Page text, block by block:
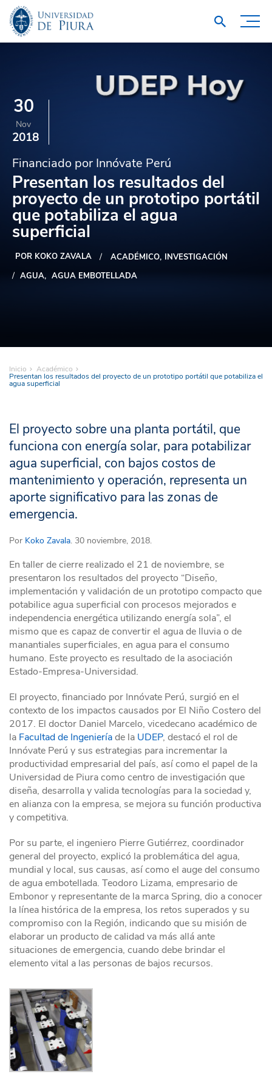
30
Nov
2018
Financiado por Innóvate Perú
Presentan los resultados del
proyecto de un prototipo portátil
que potabiliza el agua
superficial
POR KOKO ZAVALA ACADÉMICO INVESTIGACIÓN
AGUA
AGUA EMBOTELLADA
Inicio Académico
Presentan los resultados del proyecto de un prototipo portátil que potabiliza el
agua superficial
El proyecto sobre una planta portátil, que
funciona con energía solar, para potabilizar
agua superficial, con bajos costos de
mantenimiento y operación, representa un
aporte significativo para las zonas de
emergencia.
Por Koko Zavala. 30 noviembre, 2018.
En taller de cierre realizado el 21 de noviembre, se
presentaron los resultados del proyecto “Diseño,
implementación y validación de un prototipo compacto que
potabilice agua superficial con procesos mejorados e
independencia energética utilizando energía sola”, el
mismo que es capaz de convertir el agua de lluvia o de
manantiales superficiales, en agua para el consumo
humano. Este proyecto es resultado de la asociación
Estado-Empresa-Universidad.
El proyecto, financiado por Innóvate Perú, surgió en el
contexto de los impactos causados por El Niño Costero del
2017. El doctor Daniel Marcelo, vicedecano académico de
la Facultad de Ingenieríade la UDEP, destacó el rol de
Innóvate Perú y sus estrategias para incrementar la
productividad empresarial del país, así como el papel de la
Universidad de Piura como centro de investigación que
diseña, desarrolla y valida tecnologías para la sociedad y,
en alianza con la empresa, se mejora su función productiva
y competitiva.
Por su parte, el ingeniero Pierre Gutiérrez, coordinador
general del proyecto, explicó la problemática del agua,
mundial y local, sus causas, así como el auge del consumo
de agua embotellada. Teodoro Lizama, empresario de
Embonor y representante de la marca Spring, dio a conocer
la línea histórica de la empresa, los retos superados y su
compromiso con la Región, indicando que su misión de
elaborar un producto de calidad va más allá ante
situaciones de emergencia, cuando debe brindar el
elemento vital a las personas de bajos recursos.